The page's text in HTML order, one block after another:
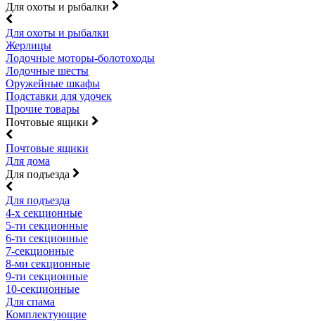
Для охоты и рыбалки
Для охоты и рыбалки
Жерлицы
Лодочные моторы-болотоходы
Лодочные шесты
Оружейные шкафы
Подставки для удочек
Прочие товары
Почтовые ящики
Почтовые ящики
Для дома
Для подъезда
Для подъезда
4-х секционные
5-ти секционные
6-ти секционные
7-секционные
8-ми секционные
9-ти секционные
10-секционные
Для спама
Комплектующие